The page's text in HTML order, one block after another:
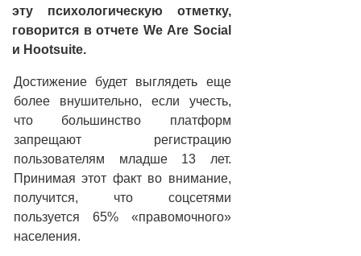
эту психологическую отметку,
говорится в отчете We Are Social
и Hootsuitе.
Достижение будет выглядеть еще
более внушительно, если учесть,
что большинство платформ
запрещают регистрацию
пользователям младше 13 лет.
Принимая этот факт во внимание,
получится, что соцсетями
пользуется 65% «правомочного»
населения.